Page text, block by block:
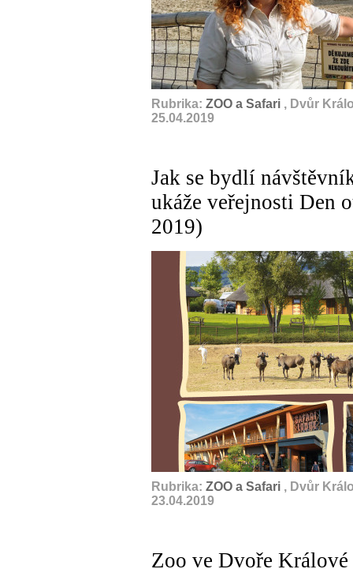
Rubrika: ZOO a Safari , Dvůr
25.04.2019
Jak se bydlí
ukáže veřejnosti Den
2019)
Rubrika: ZOO a Safari , Dvůr
23.04.2019
Zoo ve Dvoře